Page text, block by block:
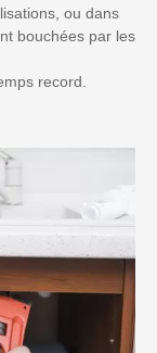
ou dans
bouchées par les
record.